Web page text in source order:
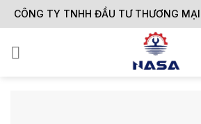
Skip
to
CÔNG TY TNHH ĐẦU TƯ THƯƠNG MẠI